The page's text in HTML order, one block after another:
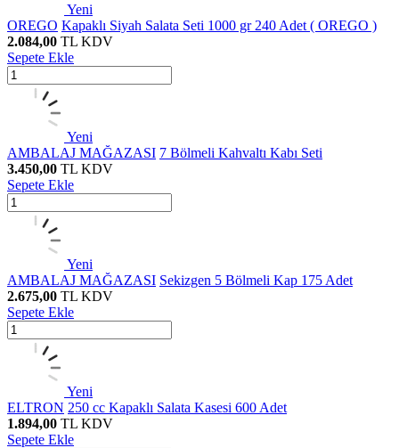
Yeni
OREGO Kapaklı Siyah Salata Seti 1000 gr 240 Adet ( OREGO )
2.084,00 TL KDV
Sepete Ekle
Yeni
AMBALAJ MAĞAZASI 7 Bölmeli Kahvaltı Kabı Seti
3.450,00 TL KDV
Sepete Ekle
Yeni
AMBALAJ MAĞAZASI Sekizgen 5 Bölmeli Kap 175 Adet
2.675,00 TL KDV
Sepete Ekle
Yeni
ELTRON 250 cc Kapaklı Salata Kasesi 600 Adet
1.894,00 TL KDV
Sepete Ekle